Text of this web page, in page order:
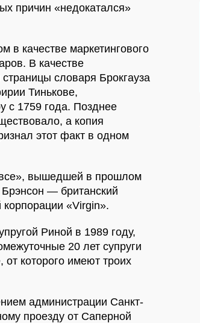
причин «недокатался»
в качестве маркетингового
В качестве
словаря Брокгауза
Тинькове,
с 1759 года. Позднее
а копия
этот факт в одном
все», вышедшей в прошлом
— британский
«Virgin».
Риной в 1989 году,
20 лет супруги
которого имеют троих
администрации Санкт-
проезду от Саперной